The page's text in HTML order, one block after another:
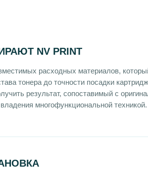
NV PRINT
расходных материалов,
тонера до точности посадки
результат, сопоставимый с
многофункциональной техникой.